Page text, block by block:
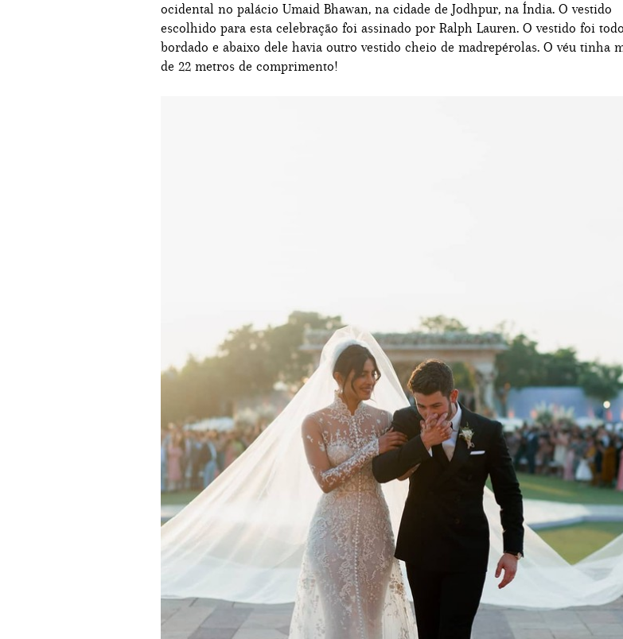
ocidental no palácio Umaid Bhawan, na cidade de Jodhpur, na Índia. O vestido
escolhido para esta celebração foi assinado por Ralph Lauren. O vestido foi todo
bordado e abaixo dele havia outro vestido cheio de madrepérolas. O véu tinha
de 22 metros de comprimento!